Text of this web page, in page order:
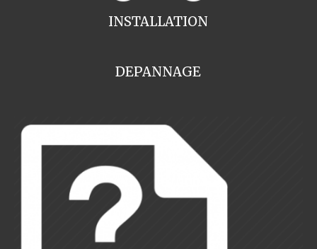
INSTALLATION
DEPANNAGE